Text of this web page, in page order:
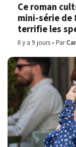
Ce roman
mini-série de
terrifie les
Il y a 9 jours Par